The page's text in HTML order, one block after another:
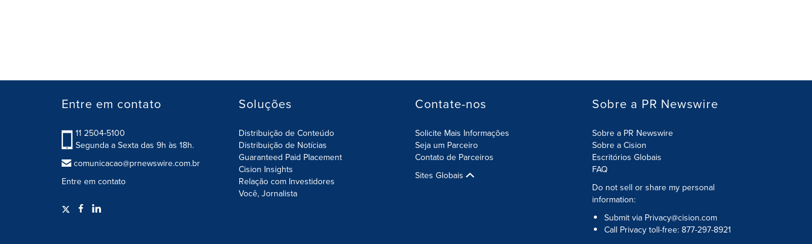
Entre em contato
11 2504-5100
Segunda a Sexta das 9h às 18h.
comunicacao@prnewswire.com.br
Entre em contato
Soluções
Distribuição de Conteúdo
Distribuição de Notícias
Guaranteed Paid Placement
Cision Insights
Relação com Investidores
Você, Jornalista
Contate-nos
Solicite Mais Informações
Seja um Parceiro
Contato de Parceiros
Sites Globais
Sobre a PR Newswire
Sobre a PR Newswire
Sobre a Cision
Escritórios Globais
FAQ
Do not sell or share my personal
information:
Submit via Privacy@cision.com
Call Privacy toll-free: 877-297-8921